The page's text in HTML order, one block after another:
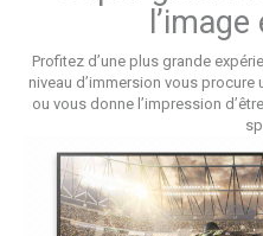
Profitez d’une plus grande
niveau d’immersion vous procure
ou vous donne l’impression